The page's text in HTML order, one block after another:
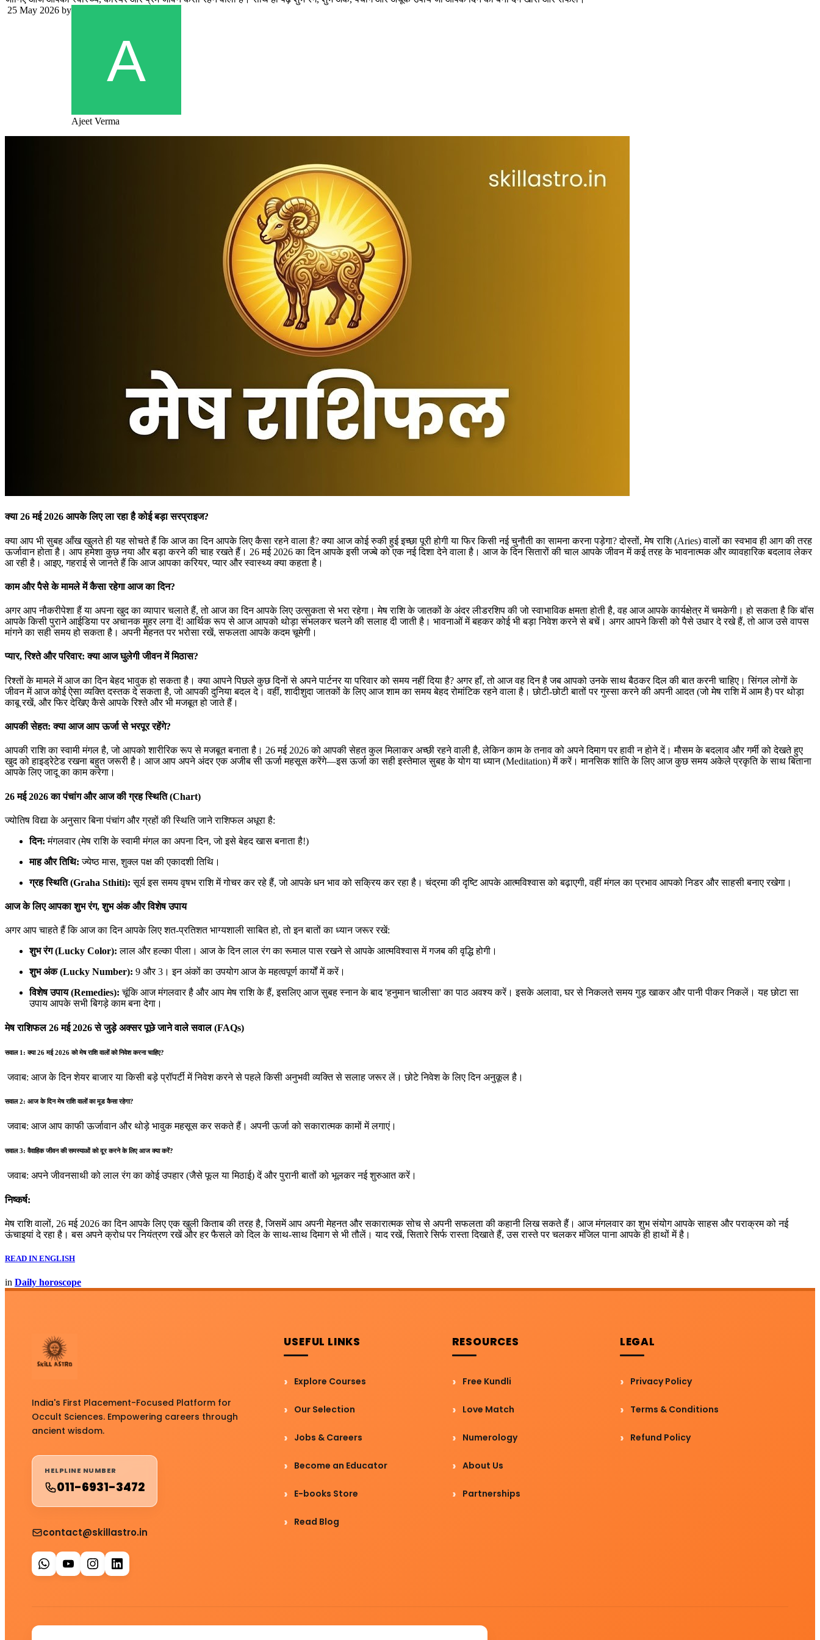
25 May 2026 by
Ajeet Verma
क्या 26 मई 2026 आपके लिए ला रहा है कोई बड़ा सरप्राइज?
क्या आप भी सुबह आँख खुलते ही यह सोचते हैं कि आज का दिन आपके लिए कैसा रहने वाला है? क्या आज कोई रुकी हुई इच्छा पूरी होगी या फिर किसी नई चुनौती का सामना करना पड़ेगा? दोस्तों, मेष राशि (Aries) वालों का स्वभाव ही आग की तरह
ऊर्जावान होता है। आप हमेशा कुछ नया और बड़ा करने की चाह रखते हैं। 26 मई 2026 का दिन आपके इसी जज्बे को एक नई दिशा देने वाला है। आज के दिन सितारों की चाल आपके जीवन में कई तरह के भावनात्मक और व्यावहारिक बदलाव लेकर
आ रही है। आइए, गहराई से जानते हैं कि आज आपका करियर, प्यार और स्वास्थ्य क्या कहता है।
काम और पैसे के मामले में कैसा रहेगा आज का दिन?
अगर आप नौकरीपेशा हैं या अपना खुद का व्यापार चलाते हैं, तो आज का दिन आपके लिए उत्सुकता से भरा रहेगा। मेष राशि के जातकों के अंदर लीडरशिप की जो स्वाभाविक क्षमता होती है, वह आज आपके कार्यक्षेत्र में चमकेगी। हो सकता है कि बॉस
आपके किसी पुराने आईडिया पर अचानक मुहर लगा दें! आर्थिक रूप से आज आपको थोड़ा संभलकर चलने की सलाह दी जाती है। भावनाओं में बहकर कोई भी बड़ा निवेश करने से बचें। अगर आपने किसी को पैसे उधार दे रखे हैं, तो आज उसे वापस
मांगने का सही समय हो सकता है। अपनी मेहनत पर भरोसा रखें, सफलता आपके कदम चूमेगी।
प्यार, रिश्ते और परिवार: क्या आज घुलेगी जीवन में मिठास?
रिश्तों के मामले में आज का दिन बेहद भावुक हो सकता है। क्या आपने पिछले कुछ दिनों से अपने पार्टनर या परिवार को समय नहीं दिया है? अगर हाँ, तो आज वह दिन है जब आपको उनके साथ बैठकर दिल की बात करनी चाहिए। सिंगल लोगों के
जीवन में आज कोई ऐसा व्यक्ति दस्तक दे सकता है, जो आपकी दुनिया बदल दे। वहीं, शादीशुदा जातकों के लिए आज शाम का समय बेहद रोमांटिक रहने वाला है। छोटी-छोटी बातों पर गुस्सा करने की अपनी आदत (जो मेष राशि में आम है) पर थोड़ा
काबू रखें, और फिर देखिए कैसे आपके रिश्ते और भी मजबूत हो जाते हैं।
आपकी सेहत: क्या आज आप ऊर्जा से भरपूर रहेंगे?
आपकी राशि का स्वामी मंगल है, जो आपको शारीरिक रूप से मजबूत बनाता है। 26 मई 2026 को आपकी सेहत कुल मिलाकर अच्छी रहने वाली है, लेकिन काम के तनाव को अपने दिमाग पर हावी न होने दें। मौसम के बदलाव और गर्मी को देखते हुए
खुद को हाइड्रेटेड रखना बहुत जरूरी है। आज आप अपने अंदर एक अजीब सी ऊर्जा महसूस करेंगे—इस ऊर्जा का सही इस्तेमाल सुबह के योग या ध्यान (Meditation) में करें। मानसिक शांति के लिए आज कुछ समय अकेले प्रकृति के साथ बिताना
आपके लिए जादू का काम करेगा।
26 मई 2026 का पंचांग और आज की ग्रह स्थिति (Chart)
ज्योतिष विद्या के अनुसार बिना पंचांग और ग्रहों की स्थिति जाने राशिफल अधूरा है:
दिन: मंगलवार (मेष राशि के स्वामी मंगल का अपना दिन, जो इसे बेहद खास बनाता है!)
माह और तिथि: ज्येष्ठ मास, शुक्ल पक्ष की एकादशी तिथि।
ग्रह स्थिति (Graha Sthiti): सूर्य इस समय वृषभ राशि में गोचर कर रहे हैं, जो आपके धन भाव को सक्रिय कर रहा है। चंद्रमा की दृष्टि आपके आत्मविश्वास को बढ़ाएगी, वहीं मंगल का प्रभाव आपको निडर और साहसी बनाए रखेगा।
आज के लिए आपका शुभ रंग, शुभ अंक और विशेष उपाय
अगर आप चाहते हैं कि आज का दिन आपके लिए शत-प्रतिशत भाग्यशाली साबित हो, तो इन बातों का ध्यान जरूर रखें:
शुभ रंग (Lucky Color): लाल और हल्का पीला। आज के दिन लाल रंग का रूमाल पास रखने से आपके आत्मविश्वास में गजब की वृद्धि होगी।
शुभ अंक (Lucky Number): 9 और 3। इन अंकों का उपयोग आज के महत्वपूर्ण कार्यों में करें।
विशेष उपाय (Remedies): चूंकि आज मंगलवार है और आप मेष राशि के हैं, इसलिए आज सुबह स्नान के बाद 'हनुमान चालीसा' का पाठ अवश्य करें। इसके अलावा, घर से निकलते समय गुड़ खाकर और पानी पीकर निकलें। यह छोटा सा
उपाय आपके सभी बिगड़े काम बना देगा।
मेष राशिफल 26 मई 2026 से जुड़े अक्सर पूछे जाने वाले सवाल (FAQs)
सवाल 1: क्या 26 मई 2026 को मेष राशि वालों को निवेश करना चाहिए?
जवाब: आज के दिन शेयर बाजार या किसी बड़े प्रॉपर्टी में निवेश करने से पहले किसी अनुभवी व्यक्ति से सलाह जरूर लें। छोटे निवेश के लिए दिन अनुकूल है।
सवाल 2: आज के दिन मेष राशि वालों का मूड कैसा रहेगा?
जवाब: आज आप काफी ऊर्जावान और थोड़े भावुक महसूस कर सकते हैं। अपनी ऊर्जा को सकारात्मक कामों में लगाएं।
सवाल 3: वैवाहिक जीवन की समस्याओं को दूर करने के लिए आज क्या करें?
जवाब: अपने जीवनसाथी को लाल रंग का कोई उपहार (जैसे फूल या मिठाई) दें और पुरानी बातों को भूलकर नई शुरुआत करें।
निष्कर्ष:
मेष राशि वालों, 26 मई 2026 का दिन आपके लिए एक खुली किताब की तरह है, जिसमें आप अपनी मेहनत और सकारात्मक सोच से अपनी सफलता की कहानी लिख सकते हैं। आज मंगलवार का शुभ संयोग आपके साहस और पराक्रम को नई
ऊंचाइयां दे रहा है। बस अपने क्रोध पर नियंत्रण रखें और हर फैसले को दिल के साथ-साथ दिमाग से भी तौलें। याद रखें, सितारे सिर्फ रास्ता दिखाते हैं, उस रास्ते पर चलकर मंजिल पाना आपके ही हाथों में है।
READ IN ENGLISH
in Daily horoscope
India's First Placement-Focused Platform for
Occult Sciences. Empowering careers through
ancient wisdom.
HELPLINE NUMBER
011-6931-3472
contact@skillastro.in
USEFUL LINKS
Explore Courses
Our Selection
Jobs & Careers
Become an Educator
E-books Store
Read Blog
RESOURCES
Free Kundli
Love Match
Numerology
About Us
Partnerships
LEGAL
Privacy Policy
Terms & Conditions
Refund Policy